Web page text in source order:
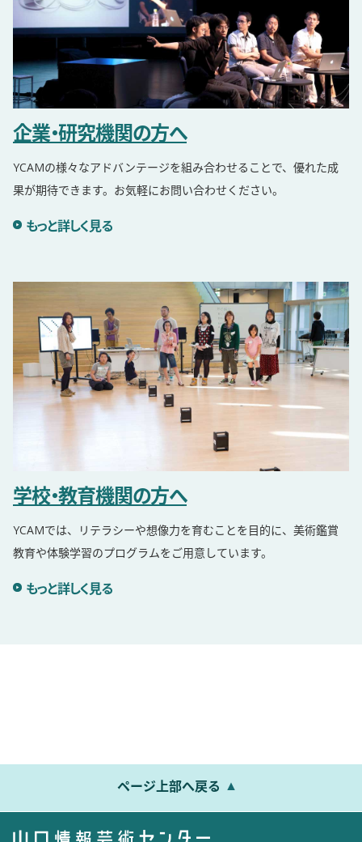
企業・研究機関の方へ
YCAMの様々なアドバンテージを組み合わせることで、優れた成
果が期待できます。お気軽にお問い合わせください。
もっと詳しく見る
学校・教育機関の方へ
YCAMでは、リテラシーや想像力を育むことを目的に、美術鑑賞
教育や体験学習のプログラムをご用意しています。
もっと詳しく見る
ページ上部へ戻る